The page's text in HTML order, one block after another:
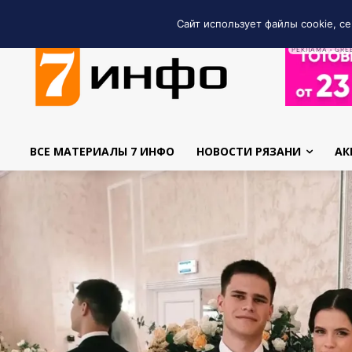
РЕКЛАМА •
ВСЕ МАТЕРИАЛЫ 7 ИНФО НОВОСТИ РЯЗАНИ
Сайт использует файлы cookie,